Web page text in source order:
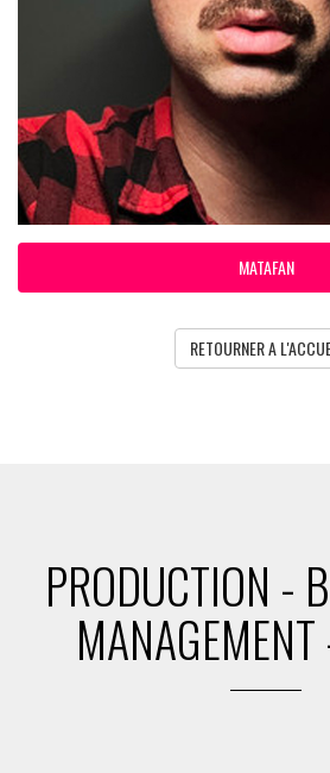
MATAFAN
RETOURNER A
PRODUCTION -